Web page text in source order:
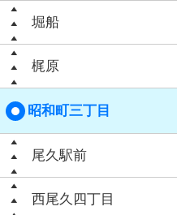
堀船
梶原
昭和町三丁目
尾久駅前
西尾久四丁目